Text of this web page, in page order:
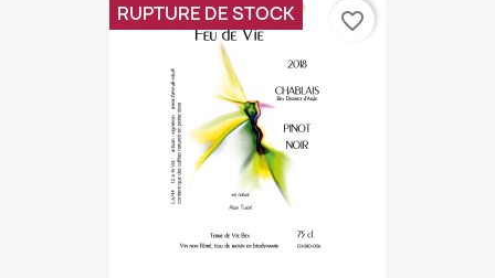
RUPTURE DE STOCK favorite_border